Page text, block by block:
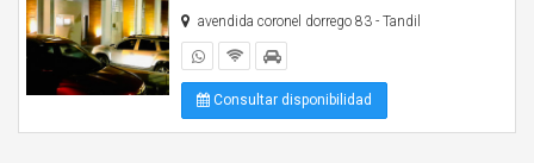
avendida coronel dorrego 83 - Tandil
Consultar disponibilidad